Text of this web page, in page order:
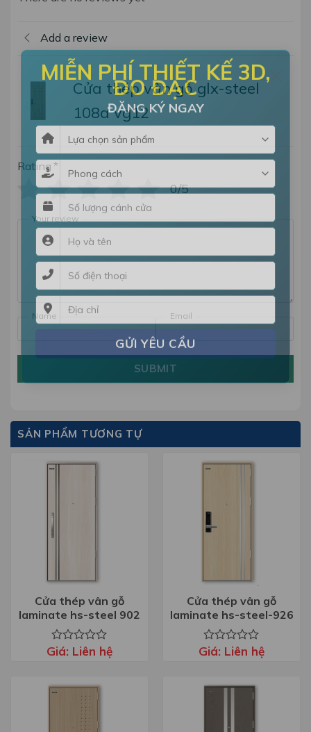
MIỄN PHÍ THIẾT KẾ 3D,
ĐO ĐẠC
ĐĂNG KÝ NGAY
×
Add a review
Cửa thép vân gỗ glx-steel
108a vg12
Rating *
0/5
Your review
Name Email
SUBMIT
SẢN PHẨM TƯƠNG TỰ
Cửa thép vân gỗ
laminate hs-steel 902
Được
0
5
Giá: Liên hệ
Cửa thép vân gỗ
laminate hs-steel-926
Được
0
Giá: Liên hệ